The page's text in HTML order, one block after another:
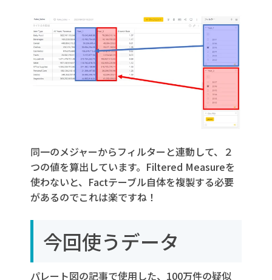
同一のメジャーからフィルターと連動して、２
つの値を算出しています。Filtered Measureを
使わないと、Factテーブル自体を複製する必要
があるのでこれは楽ですね！
今回使うデータ
パレート図の記事で使用した、100万件の疑似